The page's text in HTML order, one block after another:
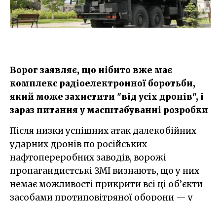
Ворог заявляє, що нібито вже має
комплекс радіоелектронної боротьби,
який може захистити "від усіх дронів", і
зараз питання у масштабуванні розробки
Після низки успішних атак далекобійних
ударних дронів по російських
нафтопереробних заводів, ворожі
пропагандистські ЗМІ визнають, що у них
немає можливості прикрити всі ці об’єкти
засобами протиповітряної оборони — у